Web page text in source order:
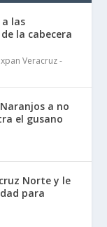
las
la cabecera
Veracruz -
a no
el gusano
Norte y le
para